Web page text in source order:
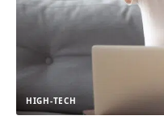
HIGH-TECH